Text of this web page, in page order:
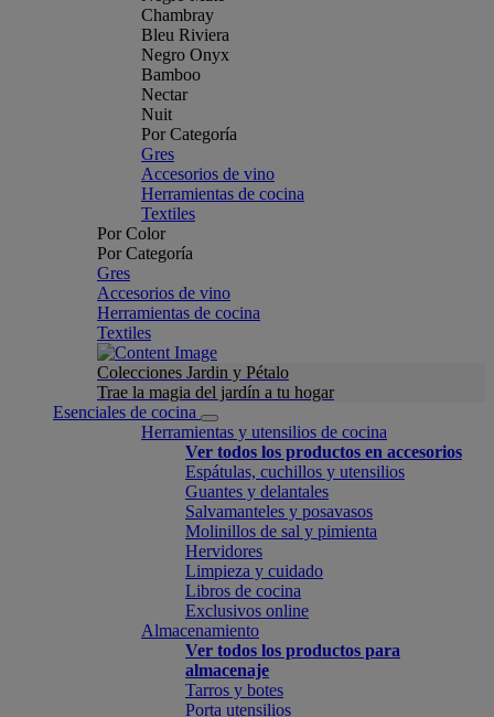
Chambray
Bleu Riviera
Negro Onyx
Bamboo
Nectar
Nuit
Por Categoría
Gres
Accesorios de vino
Herramientas de cocina
Textiles
Por Color
Por Categoría
Gres
Accesorios de vino
Herramientas de cocina
Textiles
Colecciones Jardin y Pétalo
Trae la magia del jardín a tu hogar
Esenciales de cocina
Herramientas y utensilios de cocina
Ver todos los productos en accesorios
Espátulas, cuchillos y utensilios
Guantes y delantales
Salvamanteles y posavasos
Molinillos de sal y pimienta
Hervidores
Limpieza y cuidado
Libros de cocina
Exclusivos online
Almacenamiento
Ver todos los productos para
almacenaje
Tarros y botes
Porta utensilios